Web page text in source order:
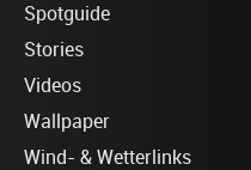
Spotguide
Stories
Videos
Wallpaper
Wind- & Wetterlinks